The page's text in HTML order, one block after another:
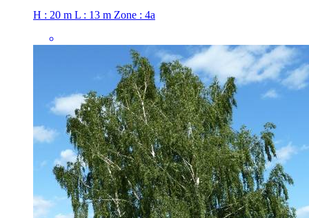
H : 20 m L : 13 m Zone : 4a